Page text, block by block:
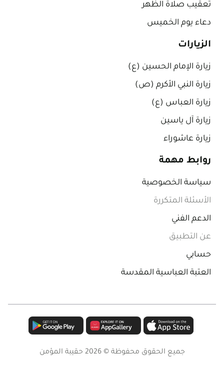
تعقيب صلاة الظهر
دعاء يوم الخميس
الزيارات
زيارة الإمام الحسين (ع)
زيارة النبي الأكرم (ص)
زيارة العباس (ع)
زيارة آل ياسين
زيارة عاشوراء
روابط مهمة
سياسة الخصوصية
الأسئلة المتكررة
الدعم الفني
عن التطبيق
حسابي
العتبة العباسية المقدسة
جميع الحقوق محفوظة ©2026 حقيبة المؤمن